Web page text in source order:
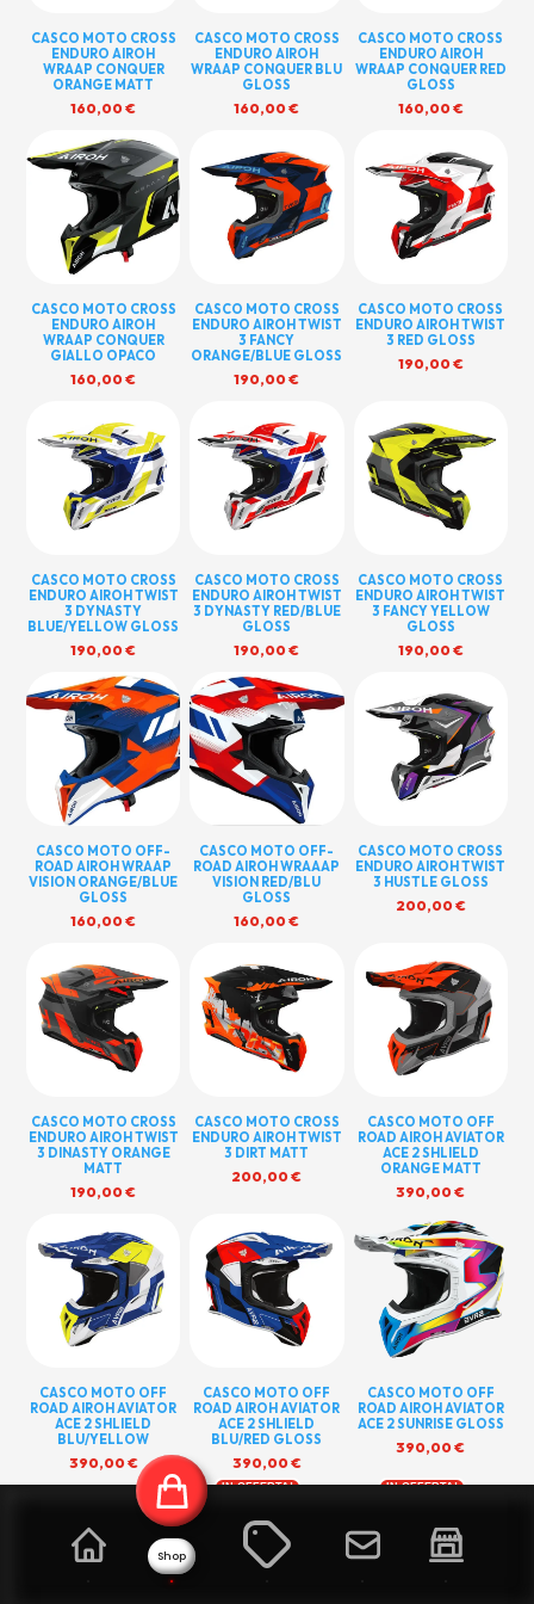
CASCO MOTO CROSS
ENDURO AIROH
WRAAP CONQUER
ORANGE MATT
160,00€
CASCO MOTO CROSS
ENDURO AIROH
WRAAP CONQUER BLU
GLOSS
160,00€
CASCO MOTO CROSS
ENDURO AIROH
WRAAP CONQUER RED
GLOSS
160,00 €
CASCO MOTO CROSS
ENDURO AIROH
WRAAP CONQUER
GIALLO OPACO
160,00€
CASCO MOTO CROSS
ENDURO AIROH TWIST
3 FANCY
ORANGE/BLUE GLOSS
190,00€
CASCO MOTO CROSS
ENDURO AIROH TWIST
3 RED GLOSS
190,00 €
CASCO MOTO CROSS
ENDURO AIROH TWIST
3 DYNASTY
BLUE/YELLOW GLOSS
190,00€
CASCO MOTO CROSS
ENDURO AIROH TWIST
3 DYNASTY RED/BLUE
GLOSS
190,00€
CASCO MOTO CROSS
ENDURO AIROH TWIST
3 FANCY YELLOW
GLOSS
190,00 €
CASCO MOTO OFF-
ROAD AIROH WRAAP
VISION ORANGE/BLUE
GLOSS
160,00€
CASCO MOTO OFF-
ROAD AIROH WRAAAP
VISION RED/BLU
GLOSS
160,00€
CASCO MOTO CROSS
ENDURO AIROH TWIST
3 HUSTLE GLOSS
200,00 €
CASCO MOTO CROSS
ENDURO AIROH TWIST
3 DINASTY ORANGE
MATT
190,00€
CASCO MOTO CROSS
ENDURO AIROH TWIST
3 DIRT MATT
200,00€
CASCO MOTO OFF
ROAD AIROH AVIATOR
ACE 2 SHLIELD
ORANGE MATT
390,00€
CASCO MOTO OFF
ROAD AIROH AVIATOR
ACE 2 SHLIELD
BLU/YELLOW
390,00 €
CASCO MOTO OFF
ROAD AIROH AVIATOR
ACE 2 SHLIELD
BLU/RED GLOSS
390,00 €
CASCO MOTO OFF
ROAD AIROH AVIATOR
ACE 2 SUNRISE GLOSS
390,00€
IN OFFERTA! IN OFFERTA!
Shop